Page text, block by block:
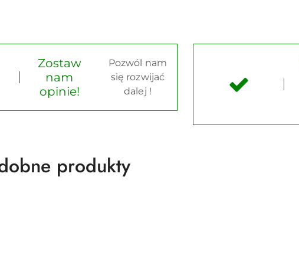
Zostaw
nam
opinie!
Pozwól nam
się rozwijać
dalej !
produkty